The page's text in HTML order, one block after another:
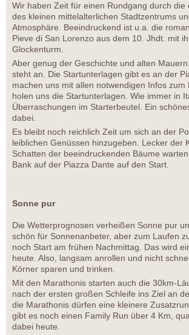
Wir haben Zeit für einen Rundgang durch die
des kleinen mittelalterlichen Stadtzentrums
Atmosphäre. Beeindruckend ist u.a. die
Pieve di San Lorenzo aus dem 10. Jhdt. mit
Glockenturm.
Aber genug der Geschichte und alten
steht an. Die Startunterlagen gibt es an der
machen uns mit allen notwendigen Infos zum
holen uns die Startunterlagen. Wie immer in
Überraschungen im Starterbeutel. Ein
dabei.
Es bleibt noch reichlich Zeit um sich an der
leiblichen Genüssen hinzugeben. Lecker der
Schatten der beeindruckenden Bäume
Bank auf der Piazza Dante auf den Start.
Sonne pur
Die Wetterprognosen verheißen Sonne pur
schön für Sonnenanbeter, aber zum Laufen
noch Start am frühen Nachmittag. Das wird
heute. Also, langsam anrollen und nicht
Körner sparen und trinken.
Mit den Marathonis starten auch die 30km-
nach der ersten großen Schleife ins Ziel an
die Marathonis dürfen eine kleinere
gibt es noch einen Family Run über 4 Km,
dabei heute.